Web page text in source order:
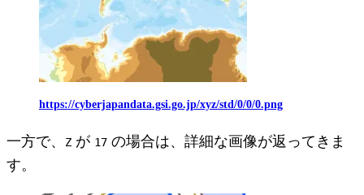
https://cyberjapandata.gsi.go.jp/xyz/std/0/0/0.png
一方で、 Z が 17 の場合は、詳細な画像が返ってきま
す。